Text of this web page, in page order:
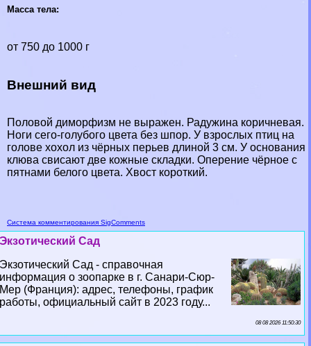
Масса тела:
от 750 до 1000 г
Внешний вид
Пoлoвoй диморфизм не выражен. Радужина коричневая.
Ноги сего-гoлyбого цвета без шпор. У взрослых птиц на
голове хохол из чёрных перьев длиной 3 см. У основания
клюва свисают две кожные складки. Оперение чёрное с
пятнами белого цвета. Хвост короткий.
Система комментирования SigComments
Экзотический Сад
Экзотический Сад - справочная
информация о зоопарке в г. Санари-Сюр-
Мер (Франция): адрес, телефоны, график
работы, официальный сайт в 2023 году...
08 08 2026 11:50:30